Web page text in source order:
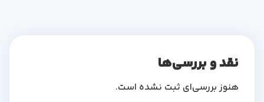
نقد و بررسی‌ها
هنوز بررسی‌ای ثبت نشده است.